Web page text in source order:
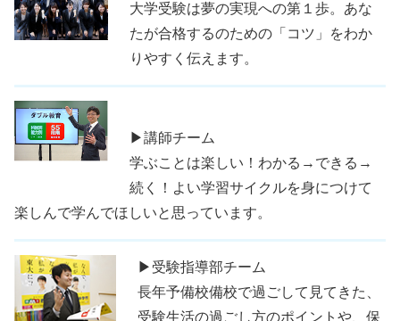
大学受験は夢の実現への第１歩。あな
たが合格するのための「コツ」をわか
りやすく伝えます。
▶講師チーム
学ぶことは楽しい！わかる→できる→
続く！よい学習サイクルを身につけて
楽しんで学んでほしいと思っています。
▶受験指導部チーム
長年予備校備校で過ごして見てきた、
受験生活の過ごし方のポイントや、保